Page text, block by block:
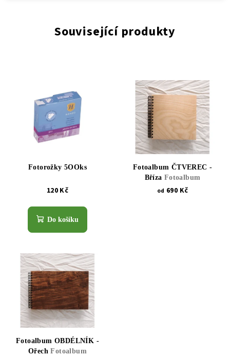
Související produkty
Fotorožky 5OOks
120 Kč
Do košíku
Fotoalbum ČTVEREC -
Bříza Fotoalbum
od 690 Kč
Fotoalbum OBDÉLNÍK -
OřechFotoalbum